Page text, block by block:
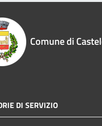
Comune di
DI SERVIZIO